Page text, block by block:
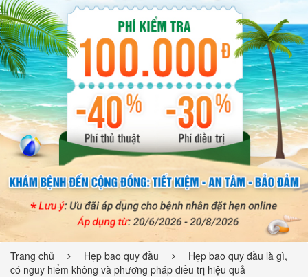
Trang chủ Hẹp bao quy đầu
Hẹp bao quy đầu là gì,
có nguy hiểm không và phương pháp điều trị hiệu quả